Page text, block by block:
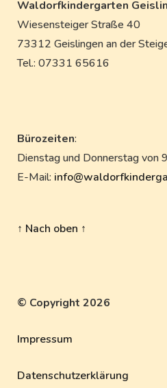
Waldorfkindergarten
Wiesensteiger Straße 40
73312 Geislingen an der
Tel.: 07331 65616
Bürozeiten:
Dienstag und Donnerstag von
E-Mail:
↑ Nach oben ↑
© Copyright 2026
Impressum
Datenschutzerklärung